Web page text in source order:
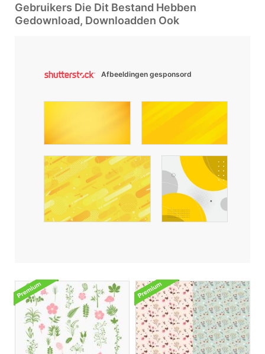
Gebruikers Die Dit Bestand Hebben
Gedownload, Downloadden Ook
Afbeeldingen gesponsord